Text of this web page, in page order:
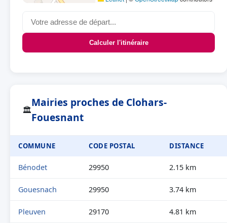
Calculer l'itinéraire
🏛
Mairies proches de Clohars-
Fouesnant
COMMUNE CODE POSTAL DISTANCE
Bénodet 29950 2.15 km
Gouesnach 29950 3.74 km
Pleuven 29170 4.81 km